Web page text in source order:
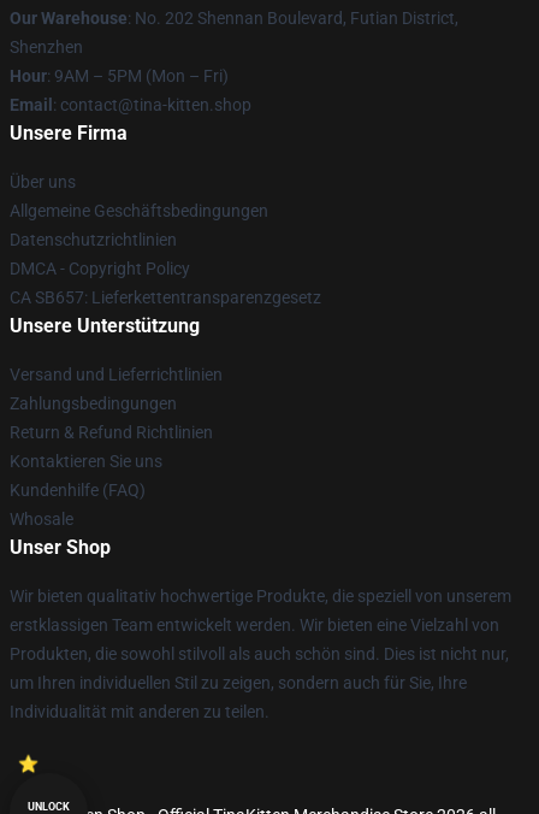
Our Warehouse: No. 202 Shennan Boulevard, Futian District,
Shenzhen
Hour: 9AM – 5PM (Mon – Fri)
Email : contact@tina-kitten.shop
Unsere Firma
Über uns
Allgemeine Geschäftsbedingungen
Datenschutzrichtlinien
DMCA - Copyright Policy
CA SB657: Lieferkettentransparenzgesetz
Unsere Unterstützung
Versand und Lieferrichtlinien
Zahlungsbedingungen
Return & Refund Richtlinien
Kontaktieren Sie uns
Kundenhilfe (FAQ)
Whosale
Unser Shop
Wir bieten qualitativ hochwertige Produkte, die speziell von unserem
erstklassigen Team entwickelt werden. Wir bieten eine Vielzahl von
Produkten, die sowohl stilvoll als auch schön sind. Dies ist nicht nur,
um Ihren individuellen Stil zu zeigen, sondern auch für Sie, Ihre
Individualität mit anderen zu teilen.
UNLOCK